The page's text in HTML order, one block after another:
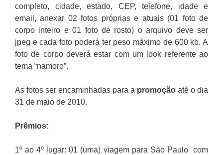
completo, cidade, estado, CEP, telefone, idade e
email, anexar 02 fotos próprias e atuais (01 foto de
corpo inteiro e 01 foto de rosto) o arquivo deve ser
jpeg e cada foto poderá ter peso máximo de 600 kb. A
foto de corpo deverá estar com um look referente ao
tema “namoro”.
As fotos ser encaminhadas para a promoção até o dia
31 de maio de 2010.
Prêmios:
1º ao 4º lugar: 01 (uma) viagem para São Paulo com